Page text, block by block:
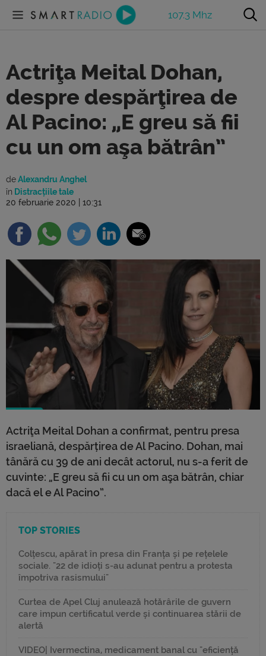
107.3 Mhz
Actriţa Meital Dohan,
despre despărţirea de
Al Pacino: „E greu să fii
cu un om aşa bătrân”
deAlexandru Anghel
în Distracțiile tale
20 februarie 2020 | 10:31
Actriţa Meital Dohan a confirmat, pentru presa
israeliană, despărțirea de Al Pacino. Dohan, mai
tânără cu 39 de ani decât actorul, nu s-a ferit de
cuvinte: „E greu să fii cu un om aşa bătrân, chiar
dacă el e Al Pacino”.
TOP STORIES
Colțescu, apărat în presa din Franța și pe rețelele
sociale. "22 de idioți s-au adunat pentru a protesta
împotriva rasismului"
Curtea de Apel Cluj anulează hotărârile de guvern
care impun certificatul verde și continuarea stării de
alertă
VIDEO| Ivermectina, medicament banal cu "eficiență